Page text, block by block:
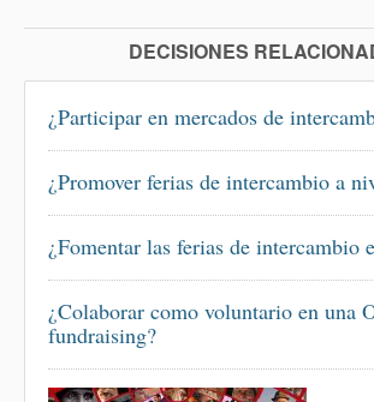
DECISIONES
¿Participar en mercados de
¿Promover ferias de intercambio a
¿Fomentar las ferias de intercambio
¿Colaborar como voluntario en una
fundraising?